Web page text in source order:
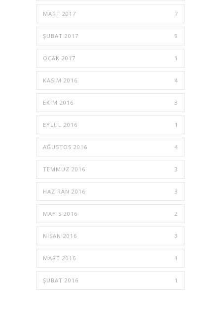
MART 2017 7
ŞUBAT 2017 9
OCAK 2017 1
KASIM 2016 4
EKIM 2016 3
EYLÜL 2016 1
AĞUSTOS 2016 4
TEMMUZ 2016 3
HAZIRAN 2016 3
MAYIS 2016 2
NISAN 2016 3
MART 2016 1
ŞUBAT 2016 1